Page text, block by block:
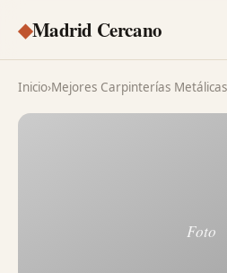
◆Madrid Cercano
Inicio›Mejores Carpinterías